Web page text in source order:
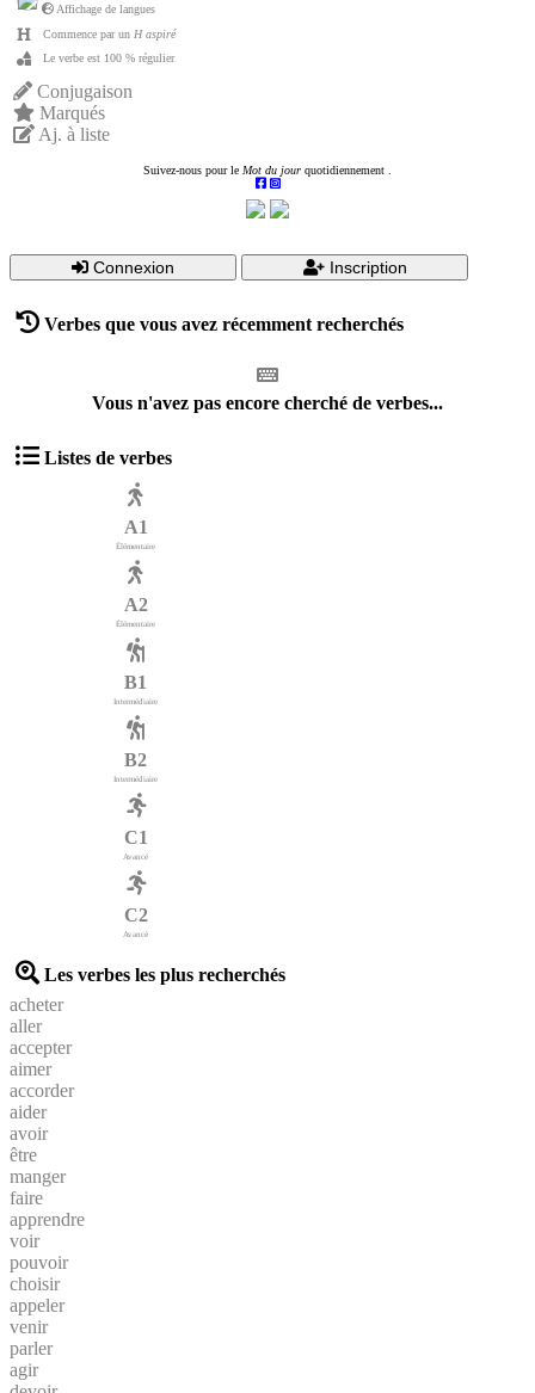
Affichage de langues
Commence par un H aspiré
Le verbe est 100 % régulier
Conjugaison
Marqués
Aj. à liste
Suivez-nous pour le Mot du jour quotidiennement .
Connexion Inscription
Verbes que vous avez récemment recherchés
Vous n'avez pas encore cherché de verbes...
Listes de verbes
A1
Élémentaire
A2
Élémentaire
B1
Intermédiaire
B2
Intermédiaire
C1
Avancé
C2
Avancé
Les verbes les plus recherchés
acheter
aller
accepter
aimer
accorder
aider
avoir
être
manger
faire
apprendre
voir
pouvoir
choisir
appeler
venir
parler
agir